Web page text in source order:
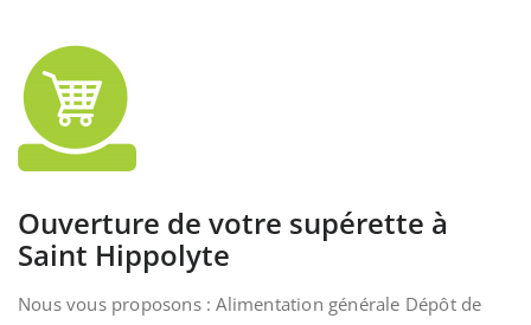
Ouverture de votre supérette à
Saint Hippolyte
Nous vous proposons : Alimentation générale Dépôt de